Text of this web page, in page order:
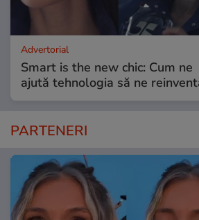
Advertorial
Smart is the new chic: Cum ne
ajută tehnologia să ne
PARTENERI